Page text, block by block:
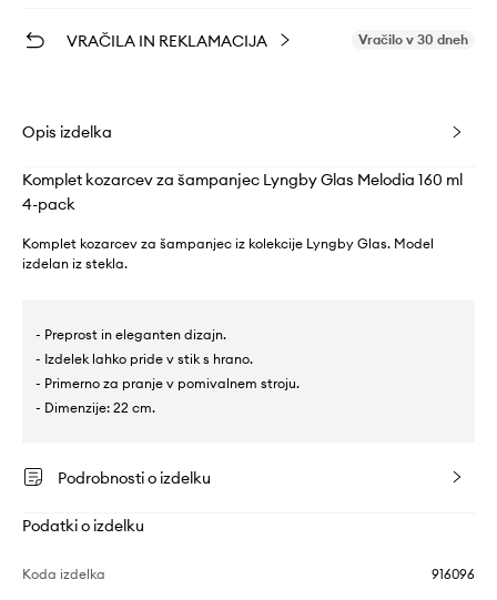
VRAČILA IN REKLAMACIJA Vračilo v 30 dneh
Opis izdelka
Komplet kozarcev za šampanjec Lyngby Glas Melodia 160 ml
4-pack
Komplet kozarcev za šampanjec iz kolekcije Lyngby Glas. Model
izdelan iz stekla.
- Preprost in eleganten dizajn.
- Izdelek lahko pride v stik s hrano.
- Primerno za pranje v pomivalnem stroju.
- Dimenzije: 22 cm.
Podrobnosti o izdelku
Podatki o izdelku
Koda izdelka 916096